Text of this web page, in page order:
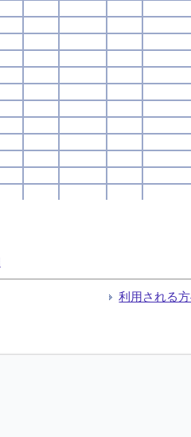
利用される